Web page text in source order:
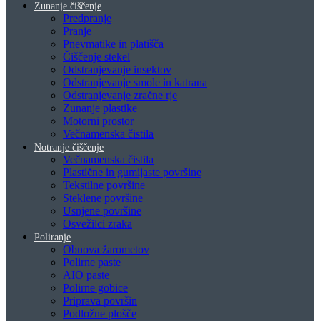
Zunanje čiščenje
Predpranje
Pranje
Pnevmatike in platišča
Čiščenje stekel
Odstranjevanje insektov
Odstranjevanje smole in katrana
Odstranjevanje zračne rje
Zunanje plastike
Motorni prostor
Večnamenska čistila
Notranje čiščenje
Večnamenska čistila
Plastične in gumijaste površine
Tekstilne površine
Steklene površine
Usnjene površine
Osvežilci zraka
Poliranje
Obnova žarometov
Polirne paste
AIO paste
Polirne gobice
Priprava površin
Podložne plošče